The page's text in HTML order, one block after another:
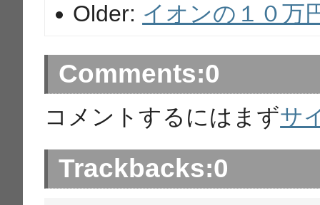
Older: イオンの１０万
Comments:0
コメントするにはまずサ
Trackbacks:0